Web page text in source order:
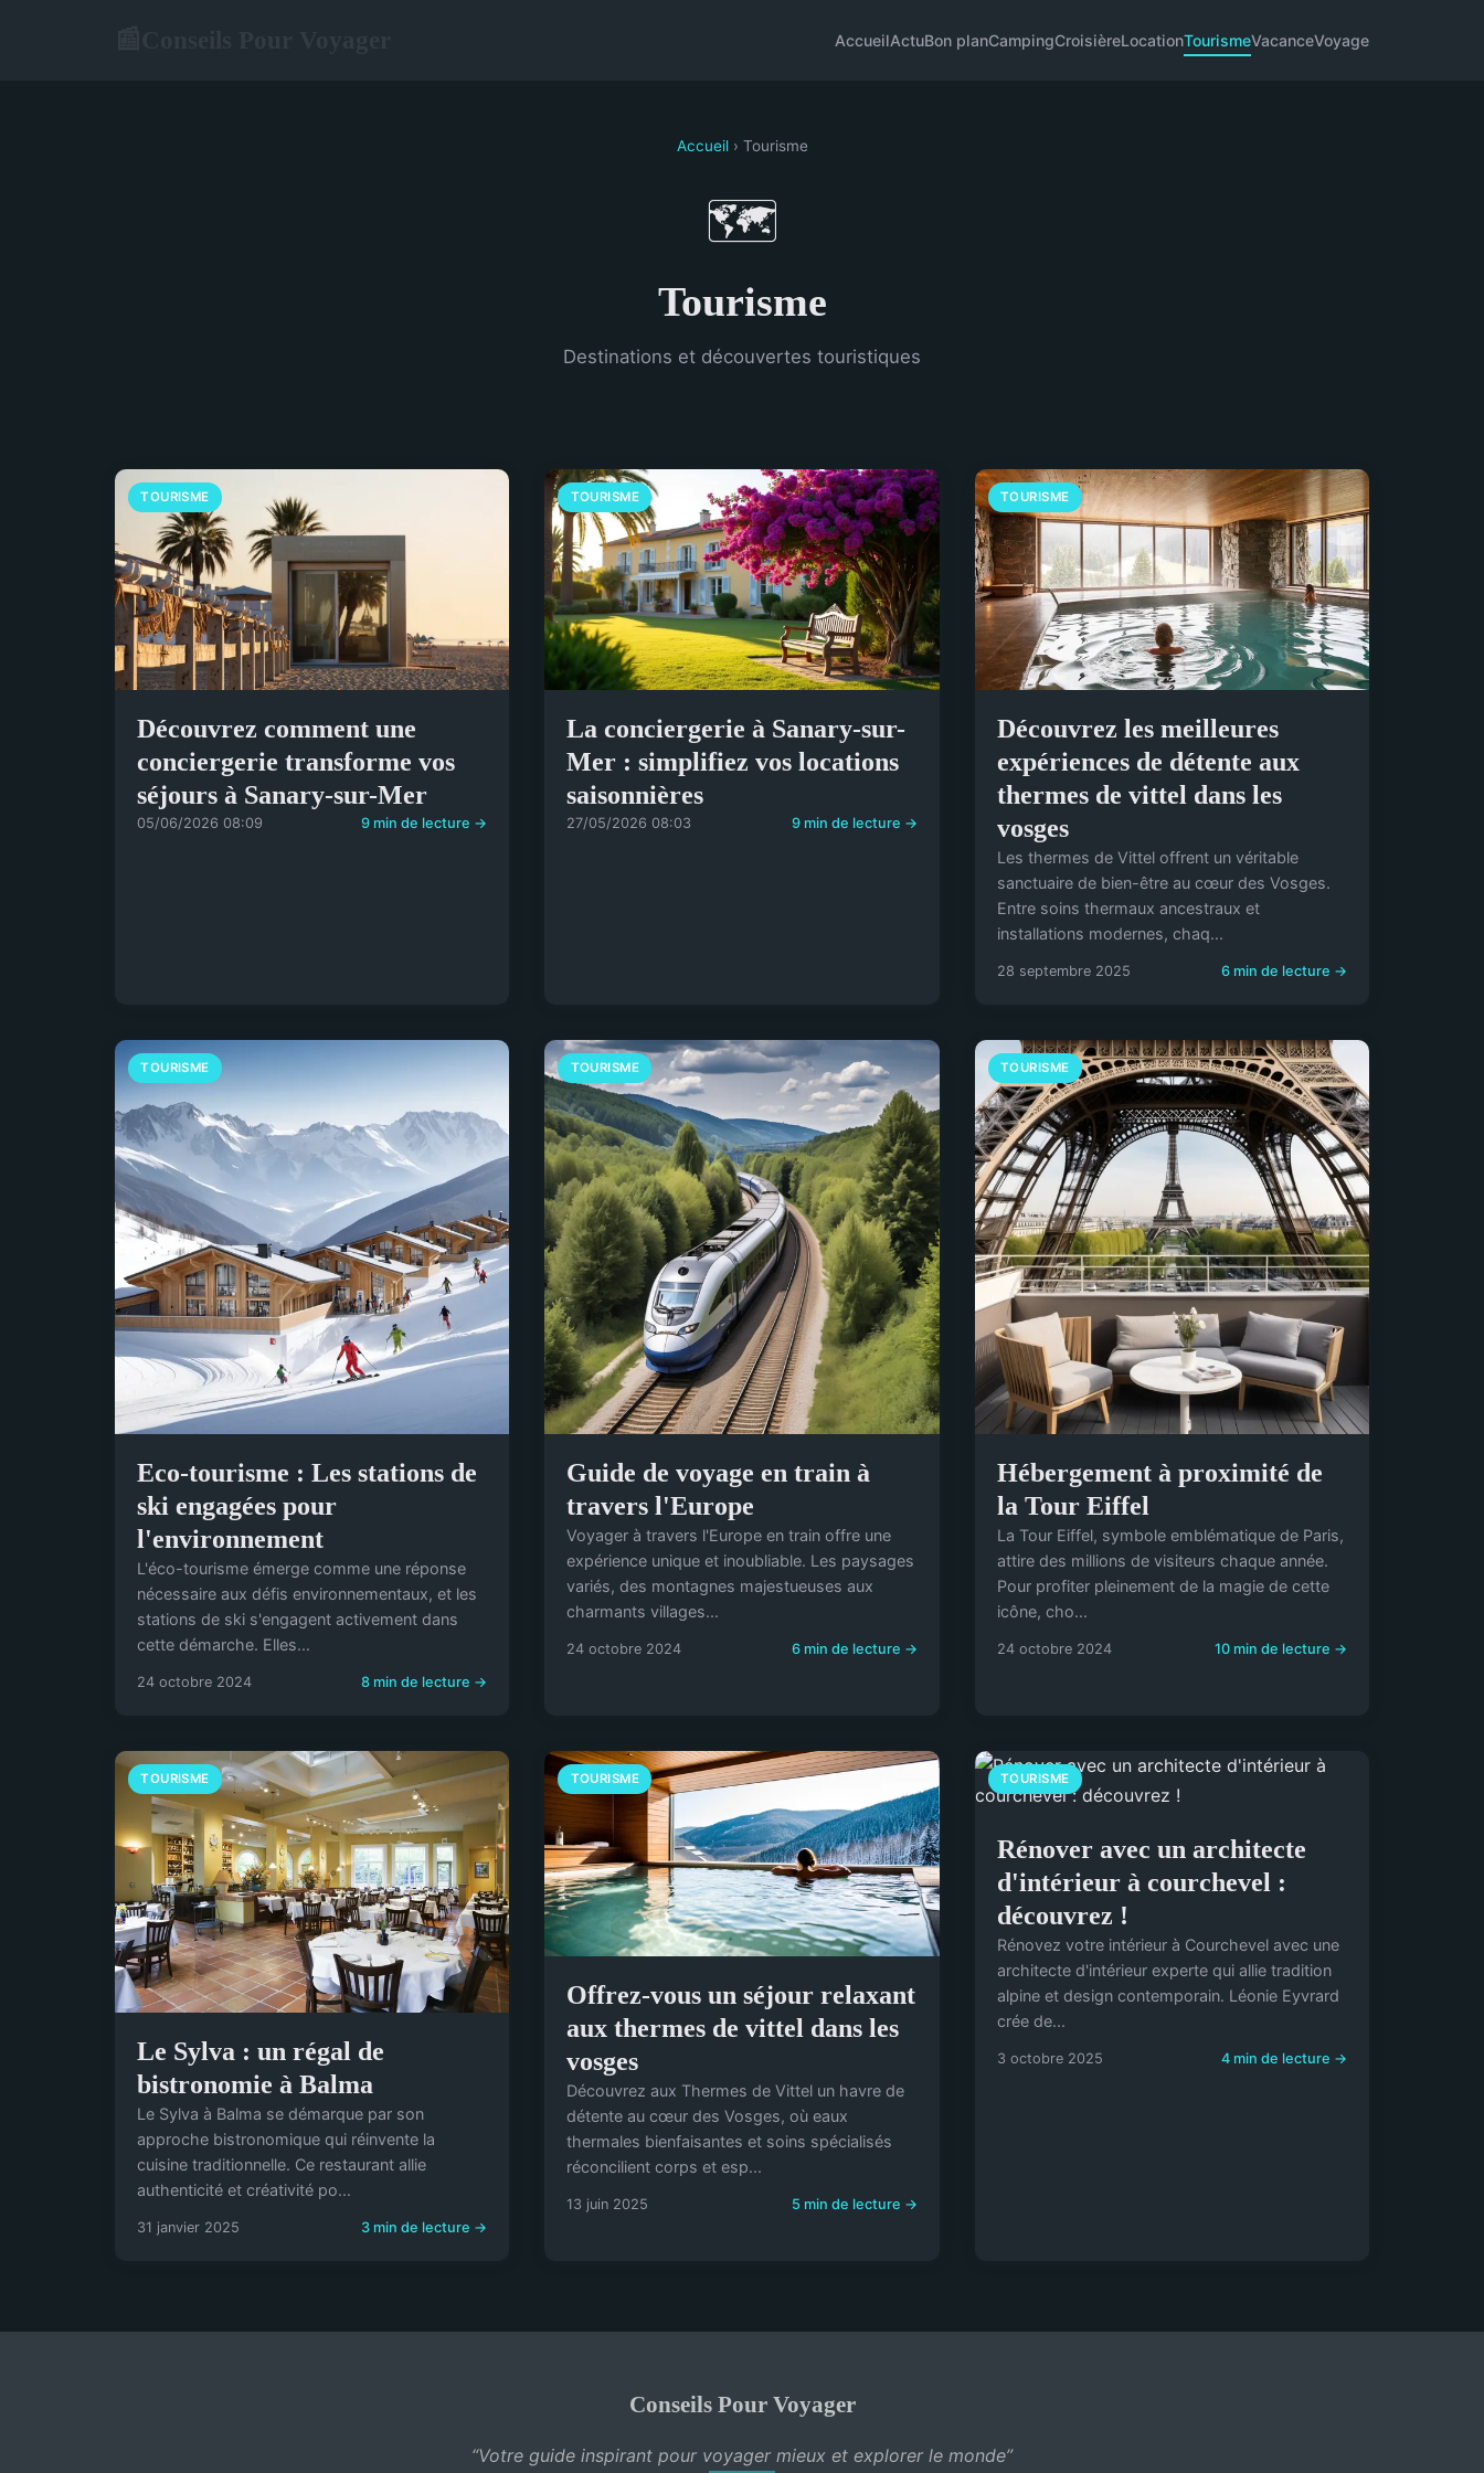
AccueilActuBon planCampingCroisièreLocationTourismeVacanceVoyage
Accueil› Tourisme
🗺️
Tourisme
Destinations et découvertes touristiques
TOURISME
Découvrez comment une
conciergerie transforme vos
séjours à Sanary-sur-Mer
05/06/2026 08:09 9 min de lecture →
TOURISME
La conciergerie à Sanary-sur-
Mer : simplifiez vos locations
saisonnières
27/05/2026 08:03 9 min de lecture →
TOURISME
Découvrez les meilleures
expériences de détente aux
thermes de vittel dans les
vosges
Les thermes de Vittel offrent un véritable
sanctuaire de bien-être au cœur des Vosges.
Entre soins thermaux ancestraux et
installations modernes, chaq...
28 septembre 2025 6 min de lecture →
TOURISME
Eco-tourisme : Les stations de
ski engagées pour
l'environnement
L'éco-tourisme émerge comme une réponse
nécessaire aux défis environnementaux, et les
stations de ski s'engagent activement dans
cette démarche. Elles...
24 octobre 2024 8 min de lecture →
TOURISME
Guide de voyage en train à
travers l'Europe
Voyager à travers l'Europe en train offre une
expérience unique et inoubliable. Les paysages
variés, des montagnes majestueuses aux
charmants villages...
24 octobre 2024 6 min de lecture →
TOURISME
Hébergement à proximité de
la Tour Eiffel
La Tour Eiffel, symbole emblématique de Paris,
attire des millions de visiteurs chaque année.
Pour profiter pleinement de la magie de cette
icône, cho...
24 octobre 2024 10 min de lecture →
TOURISME
Le Sylva : un régal de
bistronomie à Balma
Le Sylva à Balma se démarque par son
approche bistronomique qui réinvente la
cuisine traditionnelle. Ce restaurant allie
authenticité et créativité po...
31 janvier 2025 3 min de lecture →
TOURISME
Offrez-vous un séjour relaxant
aux thermes de vittel dans les
vosges
Découvrez aux Thermes de Vittel un havre de
détente au cœur des Vosges, où eaux
thermales bienfaisantes et soins spécialisés
réconcilient corps et esp...
13 juin 2025 5 min de lecture →
TOURISME
Rénover avec un architecte
d'intérieur à courchevel :
découvrez !
Rénovez votre intérieur à Courchevel avec une
architecte d'intérieur experte qui allie tradition
alpine et design contemporain. Léonie Eyvrard
crée de...
3 octobre 2025 4 min de lecture →
Conseils Pour Voyager
“Votre guide inspirant pour voyager mieux et explorer le monde”